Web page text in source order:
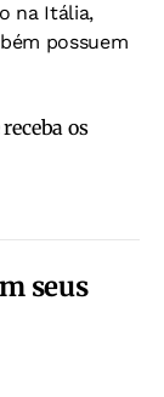
na Itália,
possuem
os
seus